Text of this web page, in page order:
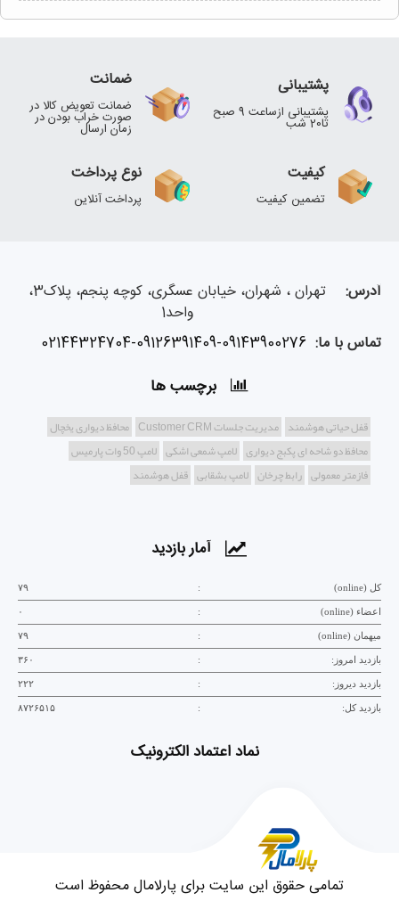
پشتیبانی
پشتیبانی ازساعت 9 صبح
تا20 شب
ضمانت
ضمانت تعویض کالا در
صورت خراب بودن در
زمان ارسال
کیفیت
تضمین کیفیت
نوع پرداخت
پرداخت آنلاین
آدرس:
تهران ، شهران، خیابان عسگری، کوچه پنجم، پلاک3،
واحد1
تماس با ما: 02144324704-09126391409-09143900276
برچسب ها
قفل حیاتی هوشمند مدیریت جلسات Customer CRM
محافظ دیواری یخچال
محافظ دو شاحه ای پکبج دیواری لامپ شمعی اشکی لامپ 50 وات پارمیس
فازمتر معمولی رابط چرخان لامپ بشقابی قفل هوشمند
آمار بازدید
کل (online) : ۷۹
اعضاء (online) : ۰
میهمان (online) : ۷۹
بازدید امروز: : ۳۶۰
بازدید دیروز: : ۲۲۲
بازدید کل: : ۸۷۲۶۵۱۵
نماد اعتماد الکترونیک
تمامی حقوق این سایت برای پارلامال محفوظ است